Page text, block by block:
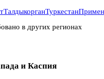
ТалдыкорганТуркестан
в других регионах
и Каспия